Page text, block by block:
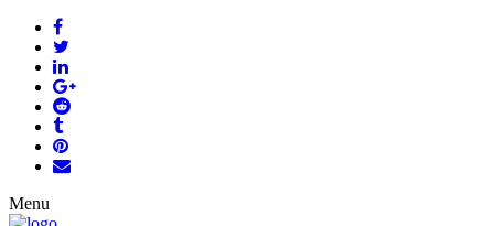
Menu